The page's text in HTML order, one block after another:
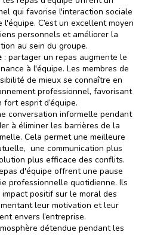
qui favorise l'interaction sociale
C’est un excellent moyen
personnels et améliorer la
au sein du groupe.
: partager un repas augmente le
à l'équipe. Les membres de
de mieux se connaître en
professionnel, favorisant
fort esprit d’équipe.
conversation informelle pendant
à éliminer les barrières de la
Cela permet une meilleure
une communication plus
plus efficace des conflits.
d'équipe offrent une pause
professionnelle quotidienne. Ils
positif sur le moral des
leur motivation et leur
envers l’entreprise.
détendue pendant les